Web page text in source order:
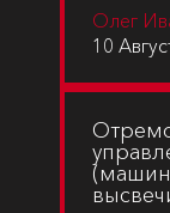
Олег
10